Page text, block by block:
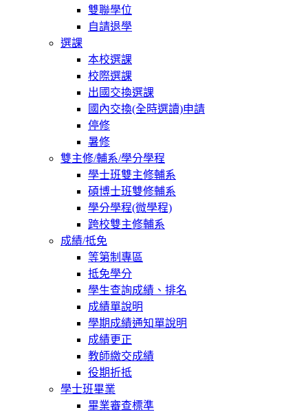
雙聯學位
自請退學
選課
本校選課
校際選課
出國交換選課
國內交換(全時選讀)申請
停修
暑修
雙主修/輔系/學分學程
學士班雙主修輔系
碩博士班雙修輔系
學分學程(微學程)
跨校雙主修輔系
成績/抵免
等第制專區
抵免學分
學生查詢成績、排名
成績單說明
學期成績通知單說明
成績更正
教師繳交成績
役期折抵
學士班畢業
畢業審查標準